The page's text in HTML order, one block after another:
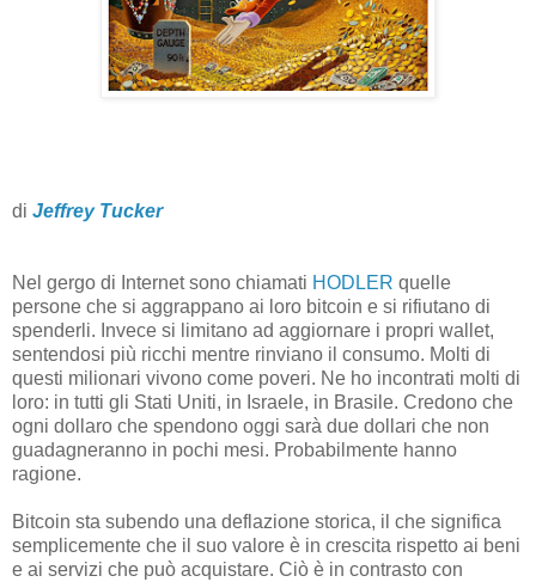
di Jeffrey Tucker
Nel gergo di Internet sono chiamati HODLER quelle
persone che si aggrappano ai loro bitcoin e si rifiutano di
spenderli. Invece si limitano ad aggiornare i propri wallet,
sentendosi più ricchi mentre rinviano il consumo. Molti di
questi milionari vivono come poveri. Ne ho incontrati molti di
loro: in tutti gli Stati Uniti, in Israele, in Brasile. Credono che
ogni dollaro che spendono oggi sarà due dollari che non
guadagneranno in pochi mesi. Probabilmente hanno
ragione.
Bitcoin sta subendo una deflazione storica, il che significa
semplicemente che il suo valore è in crescita rispetto ai beni
e ai servizi che può acquistare. Ciò è in contrasto con